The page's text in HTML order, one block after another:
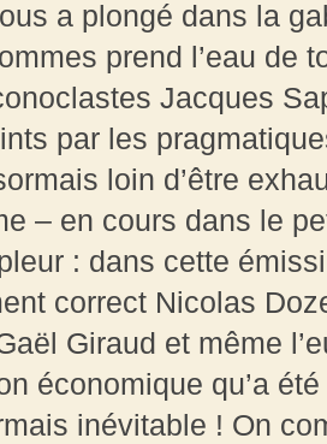
a plongé dans la
prend l’eau de
Jacques
par les
loin d’être
– en cours dans le
: dans cette
correct Nicolas
Giraud et même
économique qu’a
inévitable ! On